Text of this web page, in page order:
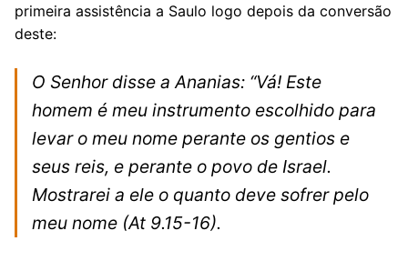
primeira assistência a Saulo logo depois da conversão
deste:
O Senhor disse a Ananias: “Vá! Este
homem é meu instrumento escolhido para
levar o meu nome perante os gentios e
seus reis, e perante o povo de Israel.
Mostrarei a ele o quanto deve sofrer pelo
meu nome (At 9.15-16).